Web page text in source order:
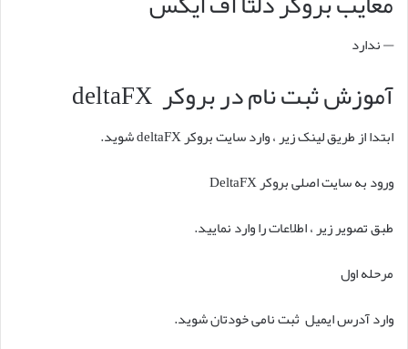
— ندارد
آموزش ثبت نام در بروکر deltaFX
ابتدا از طریق لینک زیر ، وارد سایت بروکر deltaFX شوید.
ورود به سایت اصلی بروکر DeltaFX
طبق تصویر زیر ، اطلاعات را وارد نمایید.
مرحله اول
وارد آدرس ایمیل ثبت نامی خودتان شوید.